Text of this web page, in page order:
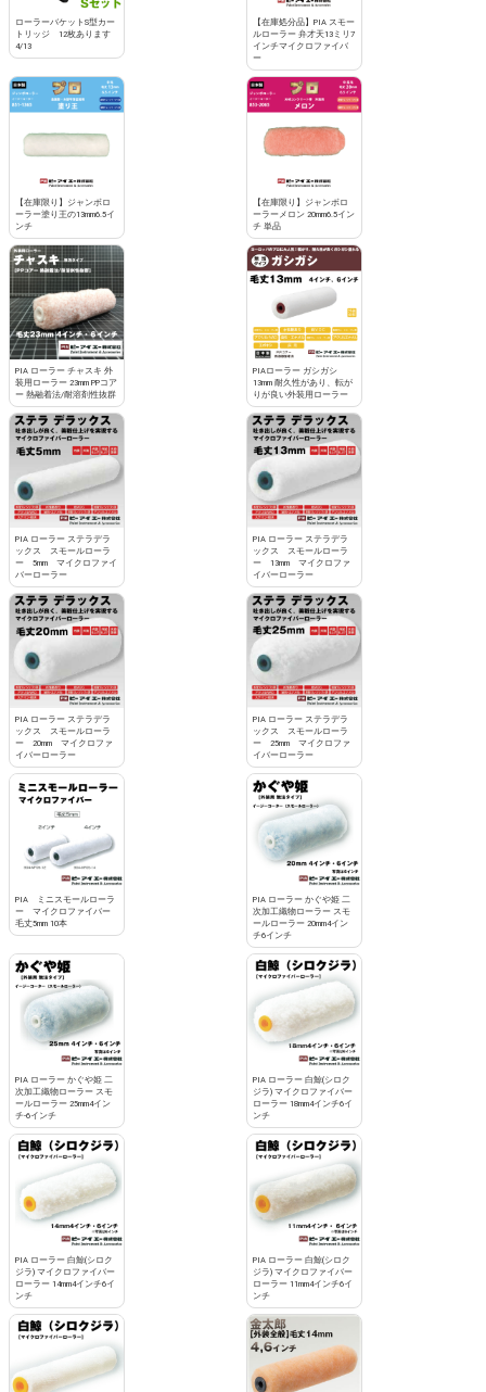
ローラーバケットS型カー
トリッジ 12枚あります
4/13
【在庫処分品】PIA スモー
ルローラー 弁才天13ミリ7
インチマイクロファイバ
ー
【在庫限り】ジャンボロ
ーラー塗り王の13mm6.5イ
ンチ
【在庫限り】ジャンボロ
ーラーメロン 20mm6.5イン
チ 単品
PIA ローラー チャスキ 外
装用ローラー 23mm PPコア
ー 熱融着法/耐溶剤性抜群
PIAローラー ガシガシ
13mm 耐久性があり、転が
りが良い外装用ローラー
PIA ローラー ステラデラ
ックス スモールローラ
ー 5mm マイクロファイ
バーローラー
PIA ローラー ステラデラ
ックス スモールローラ
ー 13mm マイクロファ
イバーローラー
PIA ローラー ステラデラ
ックス スモールローラ
ー 20mm マイクロファ
イバーローラー
PIA ローラー ステラデラ
ックス スモールローラ
ー 25mm マイクロファ
イバーローラー
PIA ミニスモールローラ
ー マイクロファイバー
毛丈5mm 10本
PIA ローラー かぐや姫 二
次加工織物ローラー スモ
ールローラー 20mm4イン
チ6インチ
PIA ローラー かぐや姫 二
次加工織物ローラー スモ
ールローラー 25mm4イン
チ-6インチ
PIA ローラー 白鯨(シロク
ジラ) マイクロファイバー
ローラー 18mm4インチ6イ
ンチ
PIA ローラー 白鯨(シロク
ジラ) マイクロファイバー
ローラー 14mm4インチ6イ
ンチ
PIA ローラー 白鯨(シロク
ジラ) マイクロファイバー
ローラー 11mm4インチ6イ
ンチ